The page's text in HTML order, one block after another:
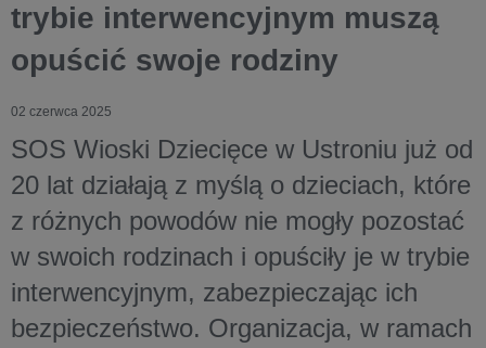
trybie interwencyjnym muszą
opuścić swoje rodziny
02 czerwca 2025
SOS Wioski Dziecięce w Ustroniu już od
20 lat działają z myślą o dzieciach, które
z różnych powodów nie mogły pozostać
w swoich rodzinach i opuściły je w trybie
interwencyjnym, zabezpieczając ich
bezpieczeństwo. Organizacja, w ramach